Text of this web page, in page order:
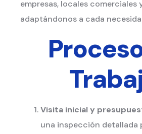
empresas, locales comerciales
adaptándonos a cada
Visita inicial y
una inspección detallada